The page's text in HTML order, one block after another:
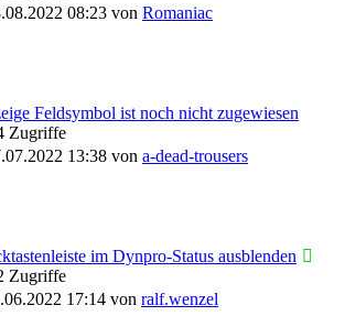
08:23 von Romaniac
Feldsymbol ist noch nicht zugewiesen
Zugriffe
13:38 von a-dead-trousers
im Dynpro-Status ausblenden
Zugriffe
17:14 von ralf.wenzel